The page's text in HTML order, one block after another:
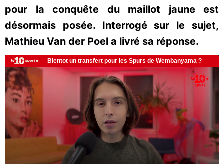
pour la conquête du maillot jaune est
désormais posée. Interrogé sur le sujet,
Mathieu Van der Poel a livré sa réponse.